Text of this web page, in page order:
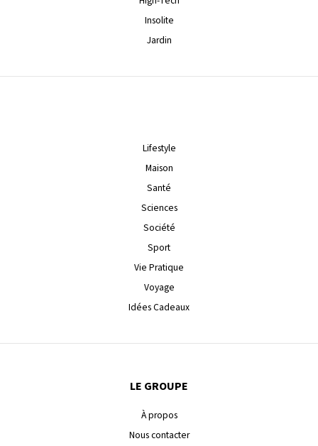
Insolite
Jardin
Lifestyle
Maison
Santé
Sciences
Société
Sport
Vie Pratique
Voyage
Idées Cadeaux
LE GROUPE
À propos
Nous contacter